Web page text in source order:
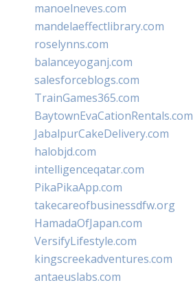
manoelneves.com
mandelaeffectlibrary.com
roselynns.com
balanceyoganj.com
salesforceblogs.com
TrainGames365.com
BaytownEvaCationRentals.com
JabalpurCakeDelivery.com
halobjd.com
intelligenceqatar.com
PikaPikaApp.com
takecareofbusinessdfw.org
HamadaOfJapan.com
VersifyLifestyle.com
kingscreekadventures.com
antaeuslabs.com